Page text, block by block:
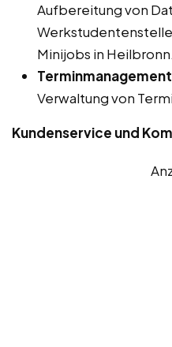
Aufbereitung von
Minijobs in Heilbronn.
Verwaltung von
Kundenservice und